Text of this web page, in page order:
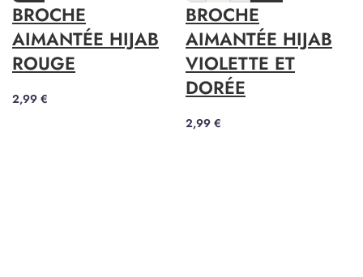
BROCHE
AIMANTÉE HIJAB
ROUGE
2,99 €
BROCHE
AIMANTÉE HIJAB
VIOLETTE ET
DORÉE
2,99 €